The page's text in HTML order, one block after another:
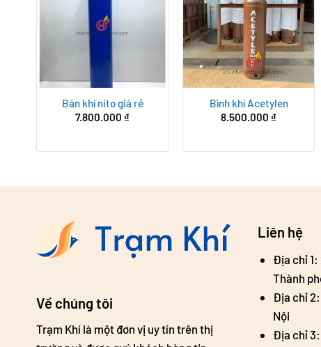
Bán khí nito giá rẻ
7.800.000 ₫
Bình khí Acetylen
8.500.000 ₫
Về chúng tôi
Trạm Khí là một đơn vị uy tín trên thị
Liên hệ
Địa chỉ 1:
Thành
Địa chỉ 2:
Nội
Địa chỉ 3: